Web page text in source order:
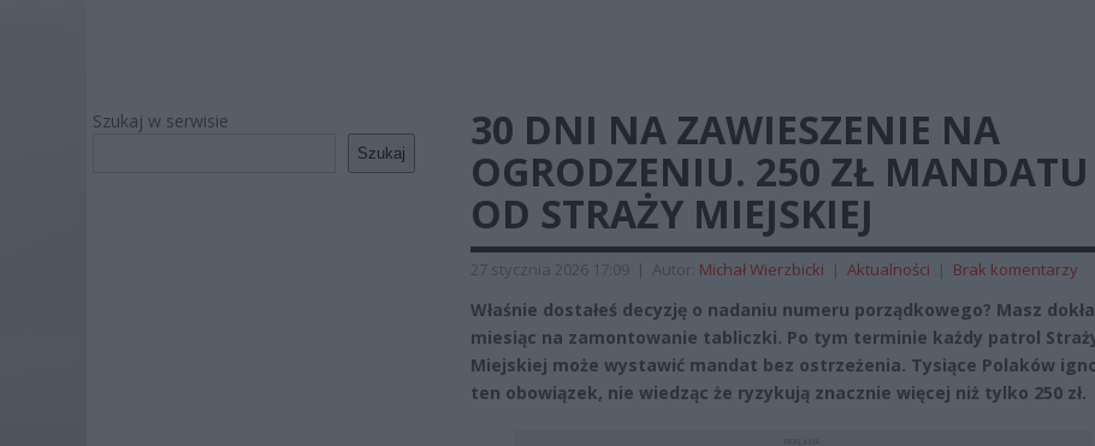
Szukaj w serwisie
Szukaj
30 DNI NA ZAWIESZENIE NA
OGRODZENIU. 250 ZŁ MANDATU
OD STRAŻY MIEJSKIEJ
27 stycznia 2026 17:09 | Autor: Michał Wierzbicki | Aktualności | Brak komentarzy
Właśnie dostałeś decyzję o nadaniu numeru porządkowego? Masz
miesiąc na zamontowanie tabliczki. Po tym terminie każdy patrol
Miejskiej może wystawić mandat bez ostrzeżenia. Tysiące Polaków
ten obowiązek, nie wiedząc że ryzykują znacznie więcej niż tylko 250 zł.